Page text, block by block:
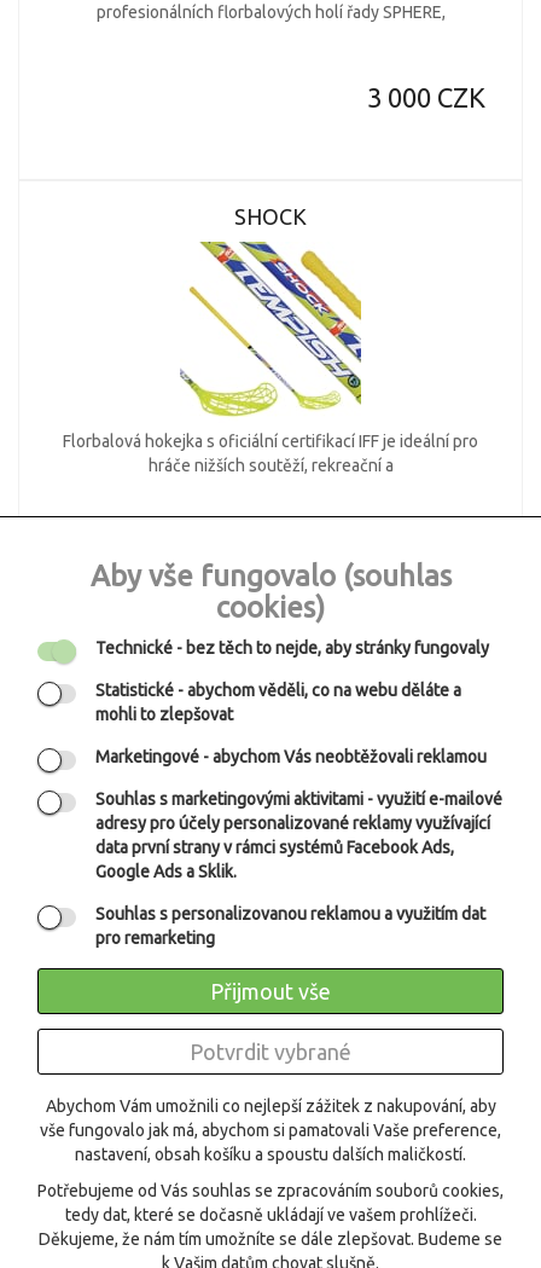
Aby vše fungovalo (souhlas
cookies)
Abychom Vám umožnili co nejlepší zážitek z nakupování, aby
vše fungovalo jak má, abychom si pamatovali Vaše preference,
nastavení, obsah košíku a spoustu dalších maličkostí.
Potřebujeme od Vás souhlas se zpracováním souborů cookies,
tedy dat, které se dočasně ukládají ve vašem prohlížeči.
Děkujeme, že nám tím umožníte se dále zlepšovat. Budeme se
k Vašim datům chovat slušně.
Technické - bez těch to nejde, aby stránky fungovaly
Statistické - abychom věděli, co na webu děláte a
mohli to zlepšovat
Marketingové - abychom Vás neobtěžovali reklamou
Souhlas s marketingovými aktivitami - využití e-mailové
adresy pro účely personalizované reklamy využívající
data první strany v rámci systémů Facebook Ads,
Google Ads a Sklik.
Souhlas s personalizovanou reklamou a využitím dat
pro remarketing
Potvrdit vybrané
Přijmout vše
profesionálních florbalových holí řady SPHERE,
3 000 CZK
SHOCK
Florbalová hokejka s oficiální certifikací IFF je ideální pro
hráče nižších soutěží, rekreační a
profesionálních florbalových holí řady NATIVE. Tento
O FIRMĚ
NEWSLETTER
FACEBOOK